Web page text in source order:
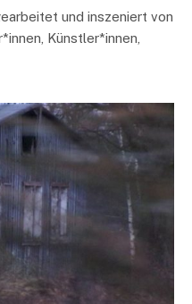
und inszeniert von
Künstler*innen,